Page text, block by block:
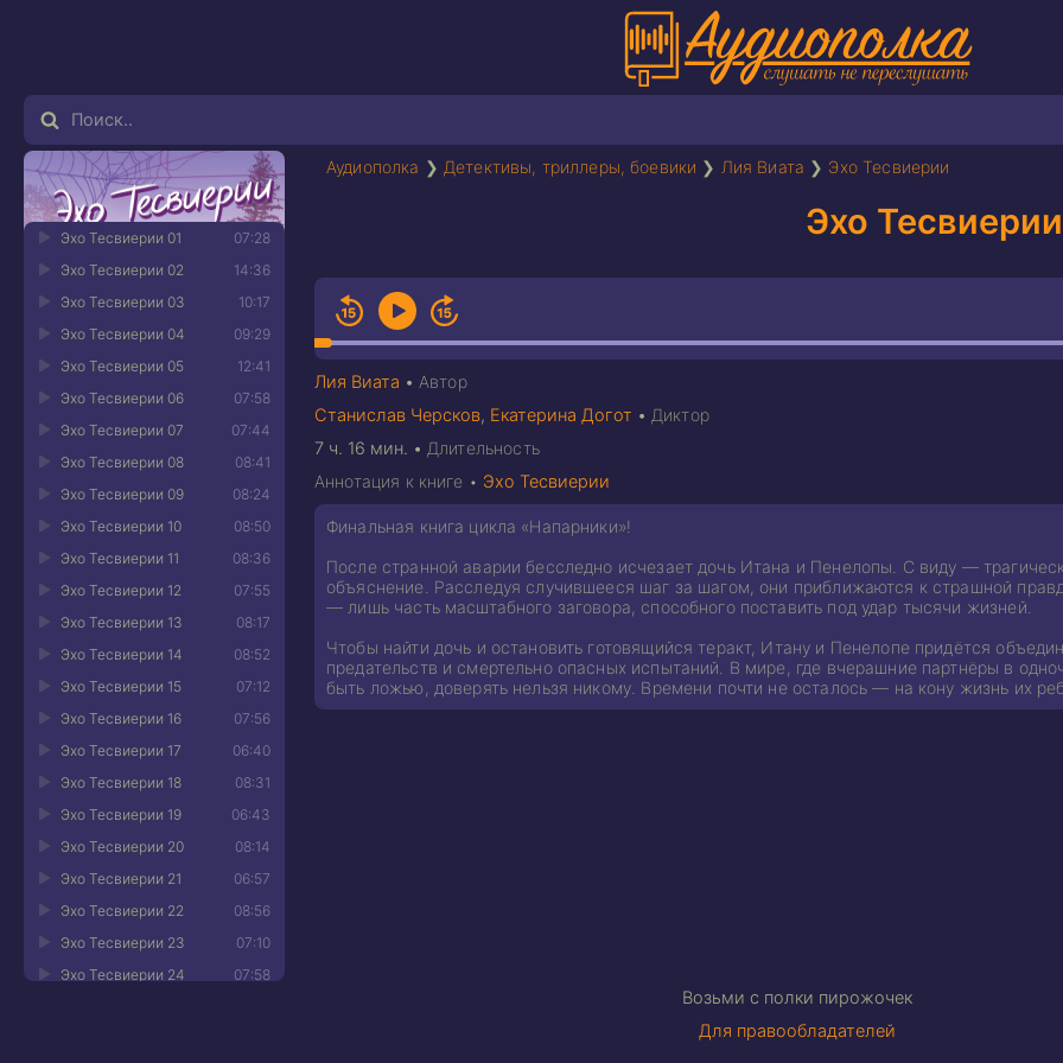
Аудиополка ❯ Детективы, триллеры, боевики ❯ Лия Виата ❯ Эхо Тесвиерии
Эхо Тесвиерии
Лия Виата • Автор
Станислав Черсков, Екатерина Догот • Диктор
7 ч. 16 мин. • Длительность
07:28
Эхо Тесвиерии 01
14:36
Эхо Тесвиерии 02
10:17
Эхо Тесвиерии 03
09:29
Эхо Тесвиерии 04
12:41
Эхо Тесвиерии 05
07:58
Эхо Тесвиерии 06
07:44
Эхо Тесвиерии 07
08:41
Эхо Тесвиерии 08
08:24
Эхо Тесвиерии 09
08:50
Эхо Тесвиерии 10
08:36
Эхо Тесвиерии 11
07:55
Эхо Тесвиерии 12
08:17
Эхо Тесвиерии 13
08:52
Эхо Тесвиерии 14
07:12
Эхо Тесвиерии 15
07:56
Эхо Тесвиерии 16
06:40
Эхо Тесвиерии 17
08:31
Эхо Тесвиерии 18
06:43
Эхо Тесвиерии 19
08:14
Эхо Тесвиерии 20
06:57
Эхо Тесвиерии 21
08:56
Эхо Тесвиерии 22
07:10
Эхо Тесвиерии 23
07:58
Эхо Тесвиерии 24
Аннотация к книге • Эхо Тесвиерии
Финальная книга цикла «Напарники»!
После странной аварии бесследно исчезает дочь Итана и Пенелопы. С виду —
объяснение. Расследуя случившееся шаг за шагом, они приближаются к страшной
— лишь часть масштабного заговора, способного поставить под удар тысячи жизней.
Чтобы найти дочь и остановить готовящийся теракт, Итану и Пенелопе придётся
предательств и смертельно опасных испытаний. В мире, где вчерашние партнёры в
быть ложью, доверять нельзя никому. Времени почти не осталось — на кону жизнь их
Возьми с полки пирожочек
Для правообладателей